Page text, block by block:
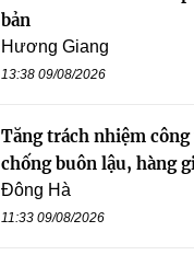
bản
Hương Giang
13:38 09/08/2026
Tăng trách nhiệm
chống buôn lậu, hàng
Đông Hà
11:33 09/08/2026